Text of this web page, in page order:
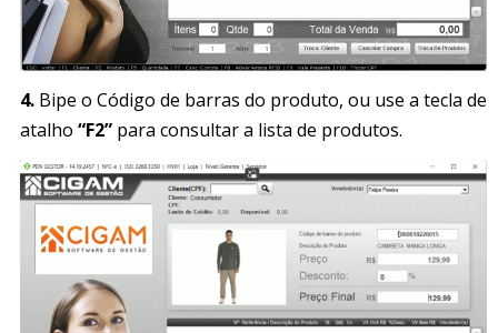
4. Bipe o Código de barras do produto, ou use a tecla de
atalho “F2” para consultar a lista de produtos.